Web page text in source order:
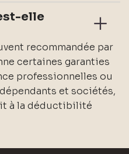
elle
recommandée par
certaines garanties
professionnelles ou
et sociétés,
à la déductibilité